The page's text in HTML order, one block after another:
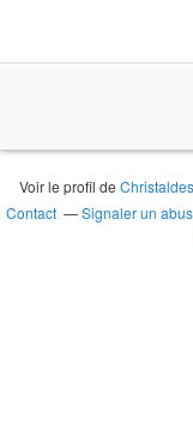
Voir le profil de
Contact
Signaler un abus